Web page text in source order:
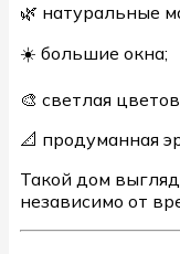
🌿 натуральные
☀️ большие окна;
🎨 светлая
📐 продуманная
Такой дом
независимо от